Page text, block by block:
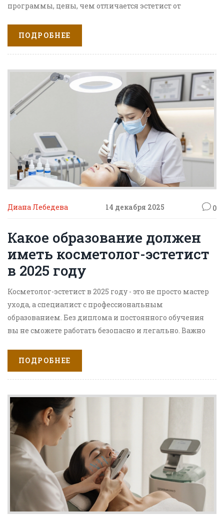
программы, цены, чем отличается эстетист от
ПОДРОБНЕЕ
Диана Лебедева 14 декабря 2025 0
Какое образование должен
иметь косметолог-эстетист
в 2025 году
Косметолог-эстетист в 2025 году - это не просто мастер
ухода, а специалист с профессиональным
образованием. Без диплома и постоянного обучения
вы не сможете работать безопасно и легально. Важно
кожи.
ПОДРОБНЕЕ